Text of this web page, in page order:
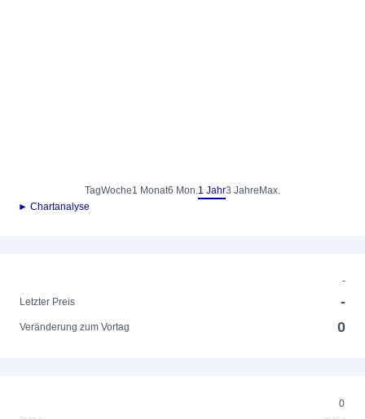
TagWoche1 Monat6 Mon.1 Jahr3 Jahre Max.
► Chartanalyse
-
Letzter Preis
-
Veränderung zum Vortag 0
0